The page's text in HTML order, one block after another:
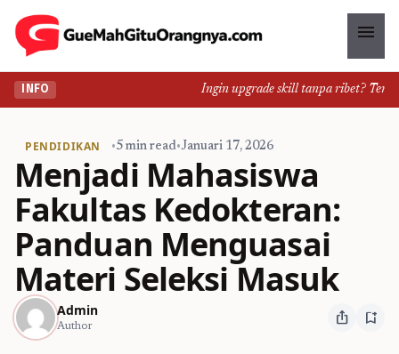
menu
INFO Ingin upgrade skill tanpa ribet?
PENDIDIKAN •5 min read•Januari 17, 2026
Menjadi Mahasiswa
Fakultas Kedokteran:
Panduan Menguasai
Materi Seleksi Masuk
Admin
Author ios_share bookmark_add